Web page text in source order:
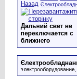
Дальний свет не
переключается с
ближнего